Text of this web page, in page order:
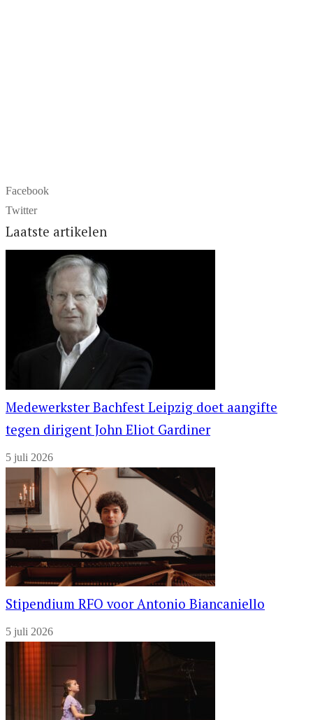
Facebook
Twitter
Laatste artikelen
Medewerkster Bachfest Leipzig doet aangifte
tegen dirigent John Eliot Gardiner
5 juli 2026
Stipendium RFO voor Antonio Biancaniello
5 juli 2026